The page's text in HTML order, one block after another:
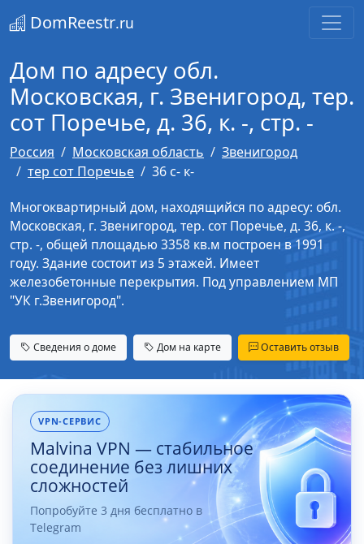
DomReestr.ru
Дом по адресу обл.
Московская, г. Звенигород, тер.
сот Поречье, д. 36, к. -, стр. -
Россия Московская область
Звенигород
тер сот Поречье
36 с- к-
Многоквартирный дом, находящийся по адресу: обл.
Московская, г. Звенигород, тер. сот Поречье, д. 36, к. -,
стр. -, общей площадью 3358 кв.м построен в 1991
году. Здание состоит из 5 этажей. Имеет
железобетонные перекрытия. Под управлением МП
"УК г.Звенигород".
Сведения о доме Дом на карте Оставить отзыв
VPN-СЕРВИС
Malvina VPN — стабильное
соединение без лишних
сложностей
Попробуйте 3 дня бесплатно в
Telegram